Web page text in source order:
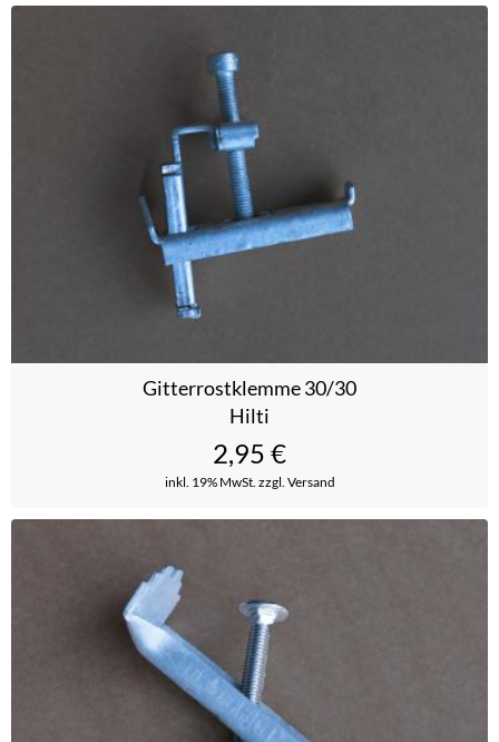
Gitterrostklemme 30/30
Hilti
inkl. 19% MwSt. zzgl. Versand
2,95 €